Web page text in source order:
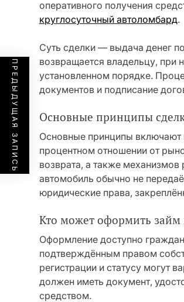
оперативного получения
круглосуточный автоломбард.
Суть сделки — выдача денег
возвращается владельцу, при
установленном порядке.
документов и подписание
Основные принципы
Основные принципы включают
процентном отношении от
возврата, а также механизмов
автомобиль обычно не
юридические права,
Кто может оформить займ
Оформление доступно
подтверждённым правом
регистрации и статусу могут
должен иметь документ,
средством.
ПРЕДЫДУЩАЯ ЗАПИСЬ